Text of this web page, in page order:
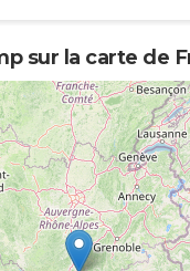
sur la carte de